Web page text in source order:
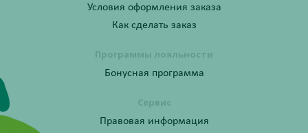
Условия оформления заказа
Как сделать заказ
Программы лояльности
Бонусная программа
Сервис
Правовая информация